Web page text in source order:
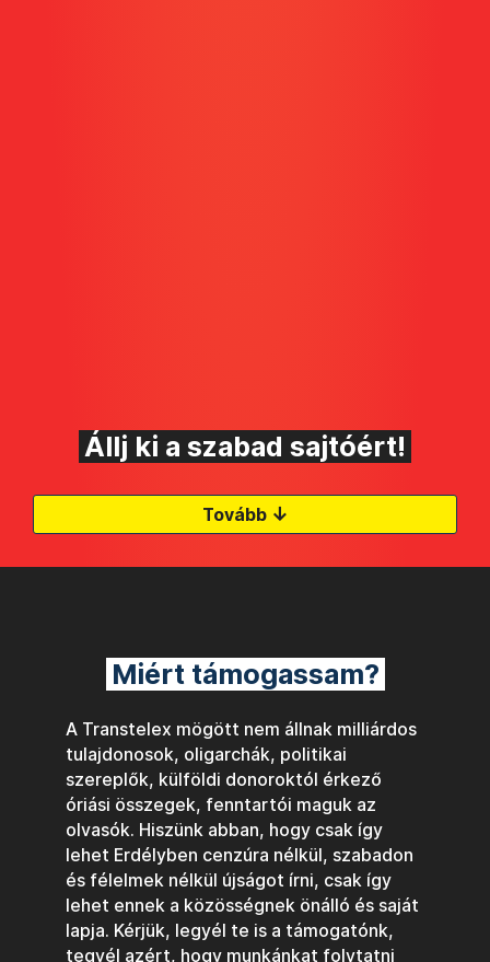
Állj ki a szabad sajtóért!
Tovább ↓
Miért támogassam?
A Transtelex mögött nem állnak milliárdos
tulajdonosok, oligarchák, politikai
szereplők, külföldi donoroktól érkező
óriási összegek, fenntartói maguk az
olvasók. Hiszünk abban, hogy csak így
lehet Erdélyben cenzúra nélkül, szabadon
és félelmek nélkül újságot írni, csak így
lehet ennek a közösségnek önálló és saját
lapja. Kérjük, legyél te is a támogatónk,
tegyél azért, hogy munkánkat folytatni